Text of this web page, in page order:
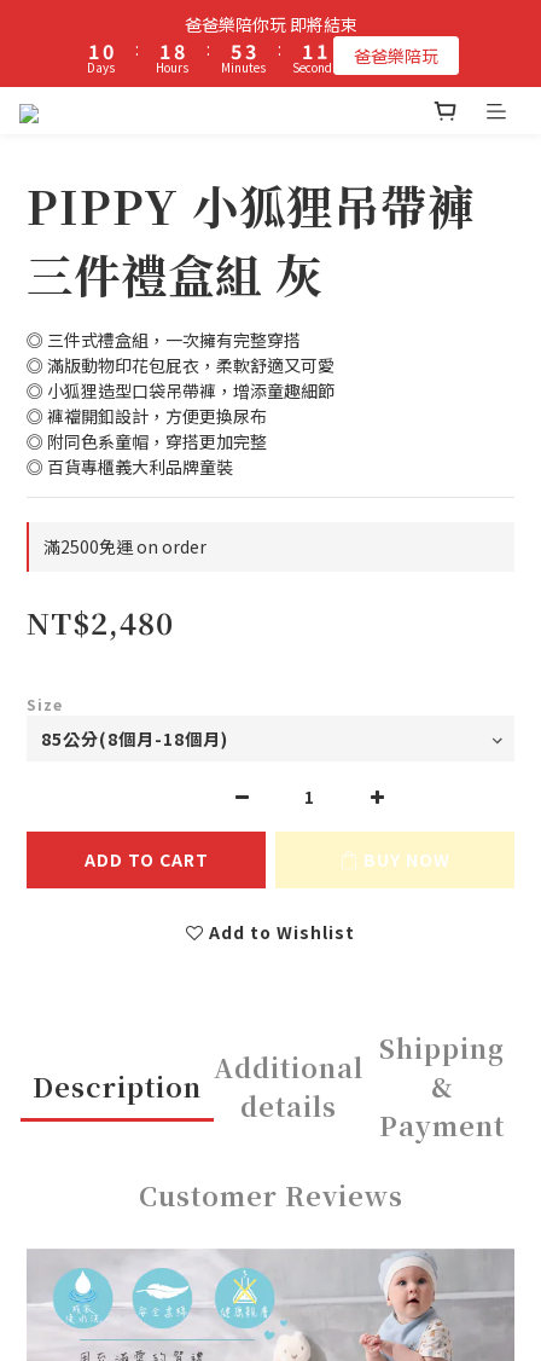
立即加入PIPPY會員即贈$100元購物金!
爸爸樂陪你玩 即將結束
1
0
0
Days
:
1
0
8
7
3
0
Hours
:
6
5
4
4
3
2
Minutes
:
2
1
0
6
5
4
3
Seconds 爸爸樂陪玩
PIPPY 小狐狸吊帶褲
三件禮盒組 灰
◎ 三件式禮盒組，一次擁有完整穿搭
◎ 滿版動物印花包屁衣，柔軟舒適又可愛
◎ 小狐狸造型口袋吊帶褲，增添童趣細節
◎ 褲襠開釦設計，方便更換尿布
◎ 附同色系童帽，穿搭更加完整
◎ 百貨專櫃義大利品牌童裝
滿2500免運 on order
NT$2,480
Size
ADD TO CART BUY NOW
Add to Wishlist
Description
Additional
details
Shipping
&
Payment
Customer Reviews